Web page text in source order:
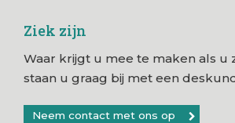
Ziek zijn
Waar krijgt u mee te maken als u
staan u graag bij met een
Neem contact met ons op